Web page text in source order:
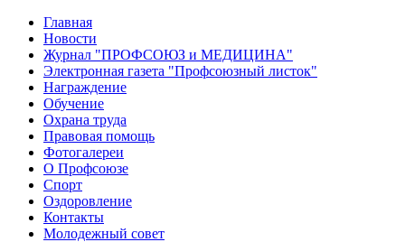
Главная
Новости
Журнал "ПРОФСОЮЗ и МЕДИЦИНА"
Электронная газета "Профсоюзный листок"
Награждение
Обучение
Охрана труда
Правовая помощь
Фотогалереи
О Профсоюзе
Спорт
Оздоровление
Контакты
Молодежный совет